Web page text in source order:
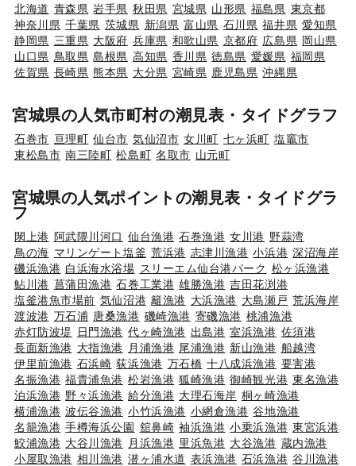
北海道 青森県 岩手県 秋田県 宮城県 山形県 福島県 東京都
神奈川県 千葉県 茨城県 新潟県 富山県 石川県 福井県 愛知県
静岡県 三重県 大阪府 兵庫県 和歌山県 京都府 広島県 岡山県
山口県 鳥取県 島根県 高知県 香川県 徳島県 愛媛県 福岡県
佐賀県 長崎県 熊本県 大分県 宮崎県 鹿児島県 沖縄県
宮城県の人気市町村の潮見表・タイドグラフ
石巻市 亘理町 仙台市 気仙沼市 女川町 七ヶ浜町 塩竈市
東松島市 南三陸町 松島町 名取市 山元町
宮城県の人気ポイントの潮見表・タイドグラ
フ
閖上港 阿武隈川河口 仙台漁港 石巻漁港 女川港 野蒜湾
鳥の海 マリンゲート塩釜 荒浜港 志津川漁港 小浜港 深沼海岸
磯浜漁港 白浜海水浴場 スリーエム仙台港パーク 松ヶ浜漁港
鮎川港 菖蒲田漁港 石巻工業港 雄勝漁港 吉田花渕港
塩釜港魚市場前 気仙沼港 籬漁港 大浜漁港 大島瀬戸 荒浜海岸
渡波港 万石浦 唐桑漁港 磯崎漁港 寄磯漁港 桃浦漁港
赤灯防波堤
日門漁港 代ヶ崎漁港 出島港 室浜漁港 佐須港
長面新漁港 大指漁港 月浦漁港 尾浦漁港 新山漁港 船越湾
伊里前漁港 石浜崎 荻浜漁港 万石橋 十八成浜漁港 要害港
名振漁港 福貴浦魚港 松岩漁港 狐崎漁港 御崎観光港 東名漁港
泊浜漁港 野々浜漁港 給分漁港 大理石海岸 桐ヶ崎漁港
横浦漁港 波伝谷漁港 小竹浜漁港 小網倉漁港 谷地漁港
名籠漁港 手樽海浜公園 舘鼻崎 袖浜漁港 小乗浜漁港 東宮浜港
鮫浦漁港 大谷川漁港 月浜漁港 里浜魚港 大谷漁港 蔵内漁港
小屋取漁港 相川漁港 潜ヶ浦水道 表浜漁港 石浜漁港 谷川漁港